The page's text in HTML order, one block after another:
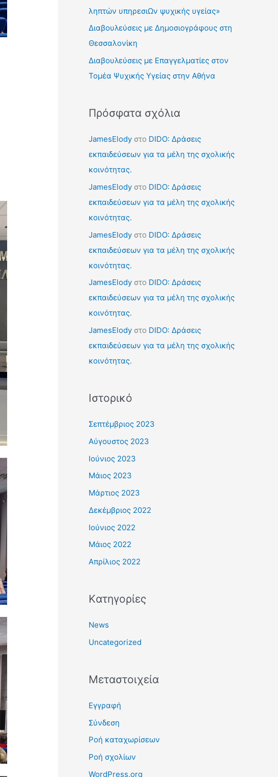
ι
α
:
ληπτών υπηρεσιΩν ψυχικής υγείας»
Διαβουλεύσεις με Δημοσιογράφους στη
Θεσσαλονίκη
Διαβουλεύσεις με Επαγγελματίες στον
Τομέα Ψυχικής Υγείας στην Αθήνα
Πρόσφατα σχόλια
JamesElody στο DIDO: Δράσεις
εκπαιδεύσεων για τα μέλη της σχολικής
κοινότητας.
JamesElody στο DIDO: Δράσεις
εκπαιδεύσεων για τα μέλη της σχολικής
κοινότητας.
JamesElody στο DIDO: Δράσεις
εκπαιδεύσεων για τα μέλη της σχολικής
κοινότητας.
JamesElody στο DIDO: Δράσεις
εκπαιδεύσεων για τα μέλη της σχολικής
κοινότητας.
JamesElody στο DIDO: Δράσεις
εκπαιδεύσεων για τα μέλη της σχολικής
κοινότητας.
Ιστορικό
Σεπτέμβριος 2023
Αύγουστος 2023
Ιούνιος 2023
Μάιος 2023
Μάρτιος 2023
Δεκέμβριος 2022
Ιούνιος 2022
Μάιος 2022
Απρίλιος 2022
Kατηγορίες
News
Uncategorized
Μεταστοιχεία
Εγγραφή
Σύνδεση
Ροή καταχωρίσεων
Ροή σχολίων
WordPress.org